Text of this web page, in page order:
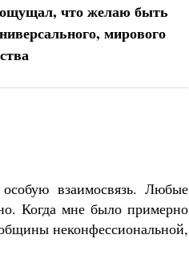
что желаю быть
мирового
взаимосвязь. Любые
Когда мне было примерно
неконфессиональной,